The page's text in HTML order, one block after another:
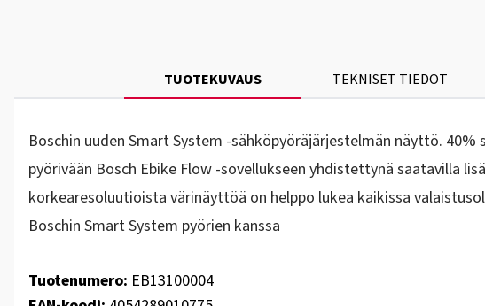
TUOTEKUVAUS TEKNISET TIEDOT
Boschin uuden Smart System -sähköpyöräjärjestelmän näyttö.
pyörivään Bosch Ebike Flow -sovellukseen yhdistettynä saatavilla
korkearesoluutioista värinäyttöä on helppo lukea kaikissa
Boschin Smart System pyörien kanssa
Tuotenumero: EB13100004